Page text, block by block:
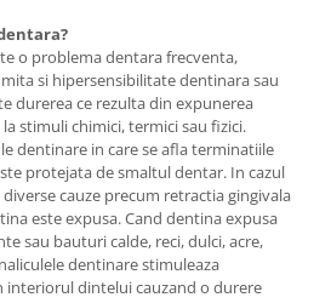
o problema dentara frecventa,
si hipersensibilitate dentinara sau
durerea ce rezulta din expunerea
stimuli chimici, termici sau fizici.
dentinare in care se afla terminatiile
protejata de smaltul dentar. In cazul
cauze precum retractia gingivala
este expusa. Cand dentina expusa
sau bauturi calde, reci, dulci, acre,
dentinare stimuleaza
interiorul dintelui cauzand o durere